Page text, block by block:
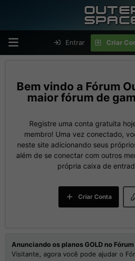
Entrar Criar
Fórum
maior fórum de
Registre uma conta gratuita
membro! Uma vez conectado,
neste site adicionando seus
além de se conectar com outros
própria caixa de
Criar Conta
Anunciando os planos GOLD no
Visitante, agora você pode ajudar o